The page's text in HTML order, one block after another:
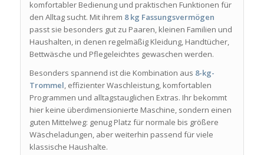
komfortabler Bedienung und praktischen Funktionen für
den Alltag sucht. Mit ihrem 8 kg Fassungsvermögen
passt sie besonders gut zu Paaren, kleinen Familien und
Haushalten, in denen regelmäßig Kleidung, Handtücher,
Bettwäsche und Pflegeleichtes gewaschen werden.
Besonders spannend ist die Kombination aus 8-kg-
Trommel, effizienter Waschleistung, komfortablen
Programmen und alltagstauglichen Extras. Ihr bekommt
hier keine überdimensionierte Maschine, sondern einen
guten Mittelweg: genug Platz für normale bis größere
Wäscheladungen, aber weiterhin passend für viele
klassische Haushalte.